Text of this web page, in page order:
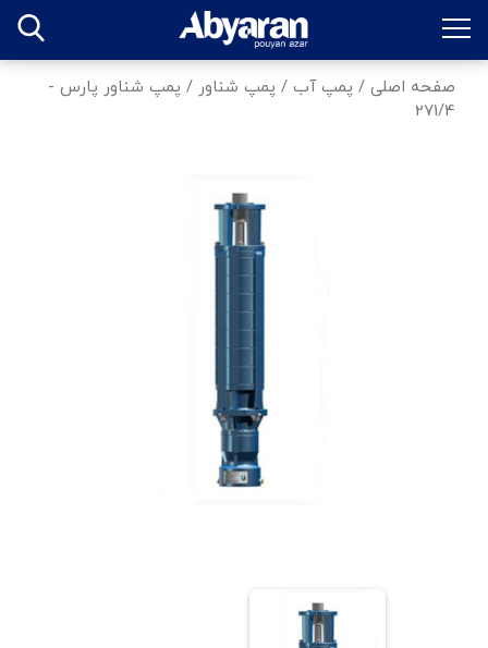
صفحه اصلی / پمپ آب / پمپ شناور / پمپ شناور پارس -
271/4